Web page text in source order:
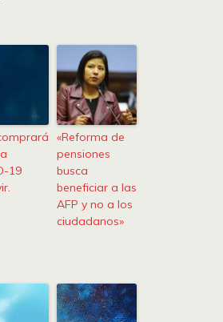
19
«Reforma de
pensiones
busca
beneficiar a las
AFP y no a los
ciudadanos»